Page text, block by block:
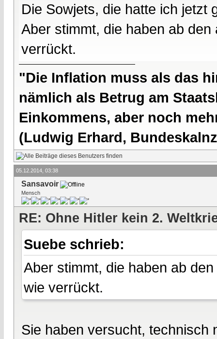
Die Sowjets, die hatte ich jetzt
Aber stimmt, die haben ab
verrückt.
"Die Inflation muss als das
nämlich als Betrug am
Einkommens, aber noch
(Ludwig Erhard,
05.12.2014, 03:38
Sansavoir
Mensch
RE: Ohne Hitler kein 2.
Suebe schrieb:
Aber stimmt, die haben ab
wie verrückt.
Sie haben versucht, technisch